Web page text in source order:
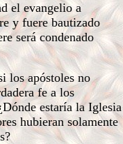
el evangelio a
y fuere bautizado
será condenado
los apóstoles no
fe a los
estaría la Iglesia
hubieran solamente